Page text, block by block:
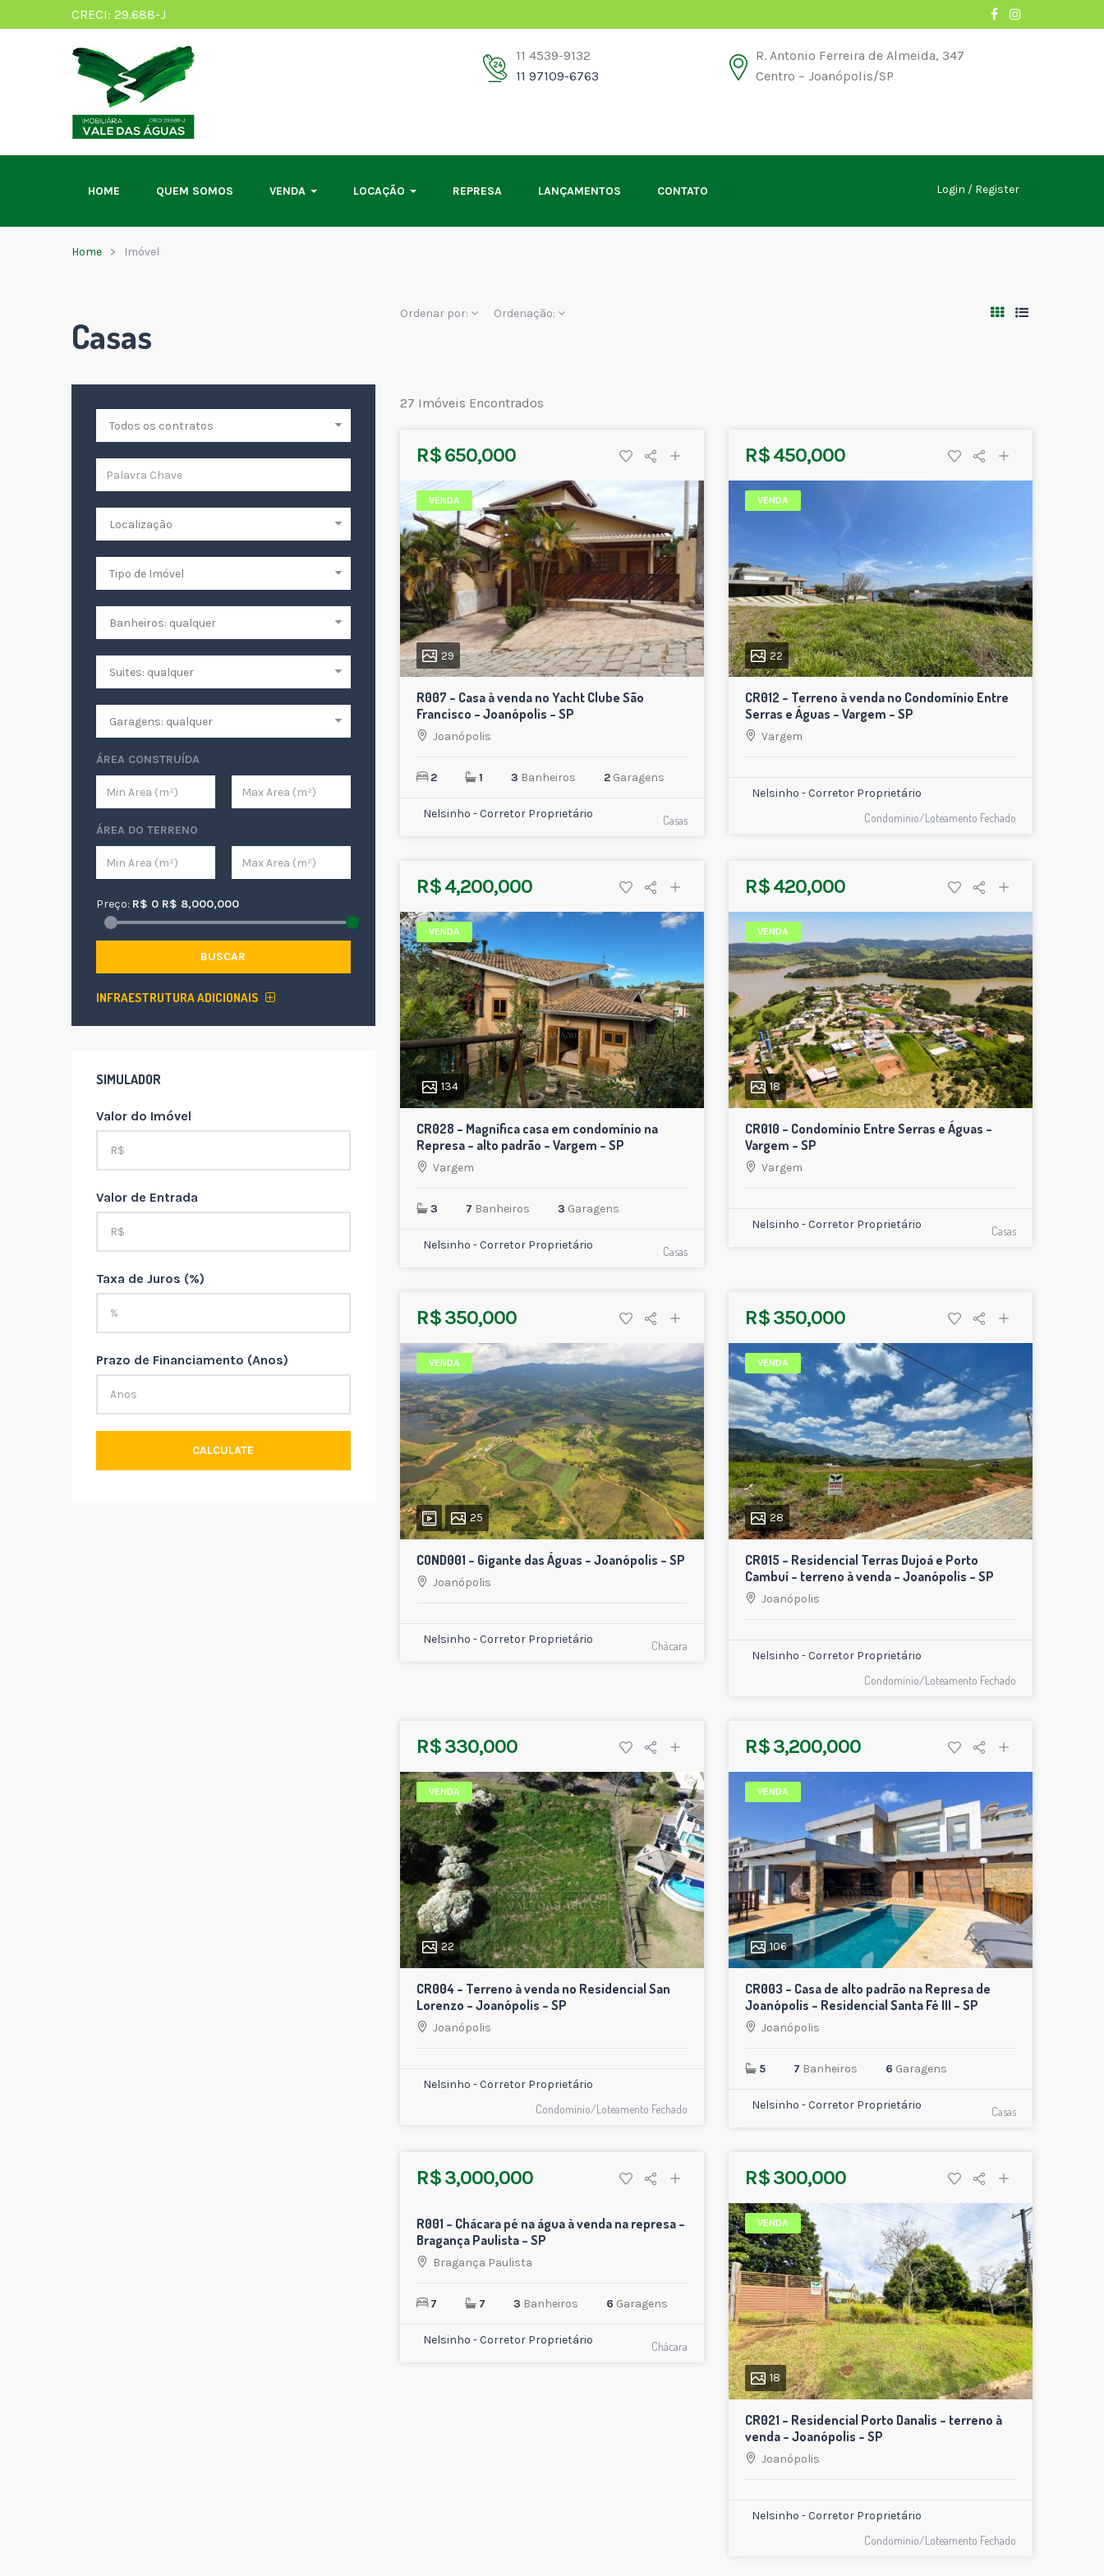
CRECI: 29.688-J
11 4539-9132
11 97109-6763
R. Antonio Ferreira de Almeida, 347
Centro – Joanópolis/SP
HOME QUEM SOMOS VENDA LOCAÇÃO REPRESA LANÇAMENTOS CONTATO Login Register
Home Imóvel
Casas
Ordenar por: Ordenação:
27 Imóveis Encontrados
R$ 650,000
VENDA
29
R007 – Casa à venda no Yacht Clube São
Francisco – Joanópolis – SP
Joanópolis
2 1 3 Banheiros 2 Garagens
Nelsinho - Corretor Proprietário Casas
R$ 450,000
VENDA
22
CR012 – Terreno à venda no Condomínio Entre
Serras e Águas – Vargem – SP
Vargem
Nelsinho - Corretor Proprietário
Condomínio/Loteamento Fechado
R$ 4,200,000
VENDA
134
CR028 – Magnífica casa em condomínio na
Represa – alto padrão – Vargem – SP
Vargem
3 7 Banheiros 3 Garagens
Nelsinho - Corretor Proprietário Casas
R$ 420,000
VENDA
18
CR010 – Condomínio Entre Serras e Águas –
Vargem – SP
Vargem
Nelsinho - Corretor Proprietário Casas
R$ 350,000
VENDA
25
COND001 – Gigante das Águas – Joanópolis – SP
Joanópolis
Nelsinho - Corretor Proprietário Chácara
R$ 350,000
VENDA
28
CR015 – Residencial Terras Dujoá e Porto
Cambuí – terreno à venda – Joanópolis – SP
Joanópolis
Nelsinho - Corretor Proprietário
Condomínio/Loteamento Fechado
R$ 330,000
VENDA
22
CR004 – Terreno à venda no Residencial San
Lorenzo – Joanópolis – SP
Joanópolis
Nelsinho - Corretor Proprietário
Condomínio/Loteamento Fechado
R$ 3,200,000
VENDA
106
CR003 – Casa de alto padrão na Represa de
Joanópolis – Residencial Santa Fé III – SP
Joanópolis
5 7 Banheiros 6 Garagens
Nelsinho - Corretor Proprietário Casas
R$ 3,000,000
VENDA
27
R001 – Chácara pé na água à venda na represa –
Bragança Paulista – SP
Bragança Paulista
7 7 3 Banheiros 6 Garagens
Nelsinho - Corretor Proprietário Chácara
R$ 300,000
VENDA
18
CR021 – Residencial Porto Danalis – terreno à
venda – Joanópolis – SP
Joanópolis
Nelsinho - Corretor Proprietário
Condomínio/Loteamento Fechado
ÁREA CONSTRUÍDA
ÁREA DO TERRENO
Preço: R$ 0 R$ 8,000,000
BUSCAR
INFRAESTRUTURA ADICIONAIS
SIMULADOR
Valor do Imóvel
Valor de Entrada
Taxa de Juros (%)
Prazo de Financiamento (Anos)
CALCULATE